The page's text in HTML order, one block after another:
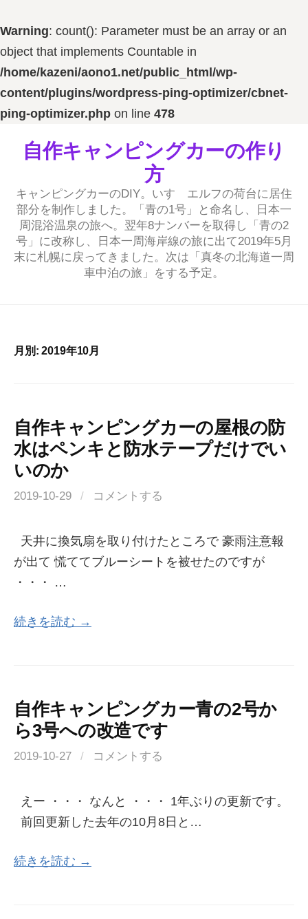
Warning: count(): Parameter must be an array or an
object that implements Countable in
/home/kazeni/aono1.net/public_html/wp-
content/plugins/wordpress-ping-optimizer/cbnet-
ping-optimizer.php on line 478
自作キャンピングカーの作り
方
キャンピングカーのDIY。いすゞエルフの荷台に居住
部分を制作しました。「青の1号」と命名し、日本一
周混浴温泉の旅へ。翌年8ナンバーを取得し「青の2
号」に改称し、日本一周海岸線の旅に出て2019年5月
末に札幌に戻ってきました。次は「真冬の北海道一周
車中泊の旅」をする予定。
月別: 2019年10月
自作キャンピングカーの屋根の防
水はペンキと防水テープだけでい
いのか
2019-10-29 / コメントする
天井に換気扇を取り付けたところで 豪雨注意報
が出て 慌ててブルーシートを被せたのですが
・・・ …
続きを読む →
自作キャンピングカー青の2号か
ら3号への改造です
2019-10-27 / コメントする
えー ・・・ なんと ・・・ 1年ぶりの更新です。
前回更新した去年の10月8日と…
続きを読む →